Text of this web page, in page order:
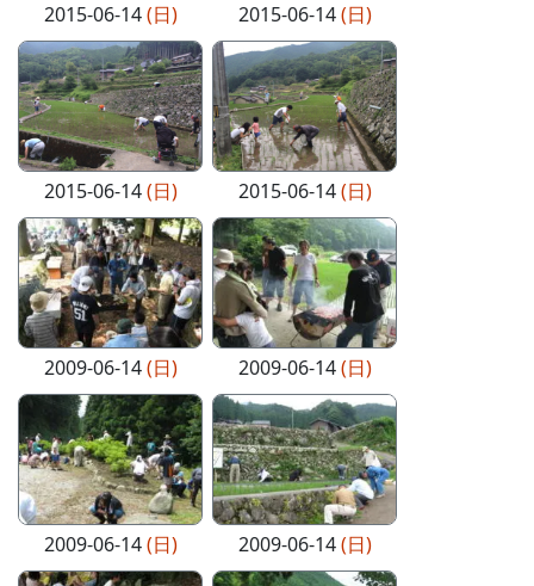
2015-06-14(日) 2015-06-14(日)
2015-06-14(日) 2015-06-14(日)
2009-06-14(日) 2009-06-14(日)
2009-06-14(日) 2009-06-14(日)